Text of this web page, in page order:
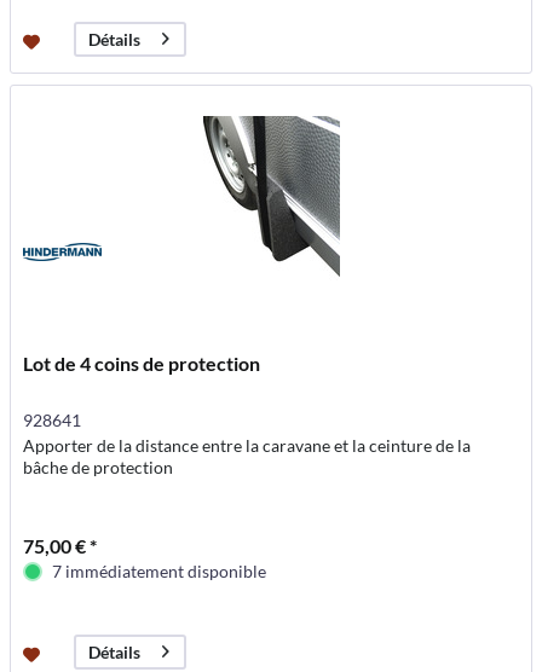
Détails
Lot de 4 coins de protection
928641
Apporter de la distance entre la caravane et la ceinture de la
bâche de protection
75,00 € *
7 immédiatement disponible
Détails